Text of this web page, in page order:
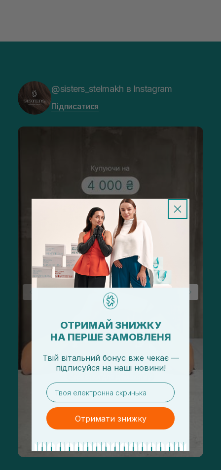
@sisters_stelmakh в Instagram
Підписатися
ОТРИМАЙ ЗНИЖКУ
НА ПЕРШЕ ЗАМОВЛЕНЯ
Твій вітальний бонус вже чекає —
підписуйся на наші новини!
email
Отримати знижку